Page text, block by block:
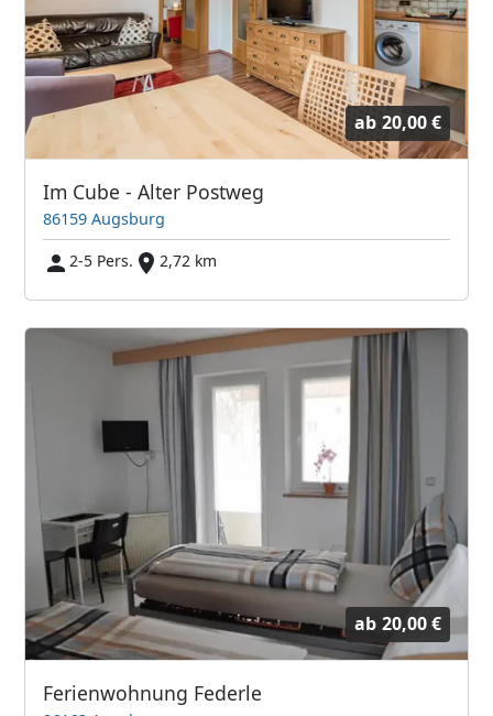
ab 20,00 €
Im Cube - Alter Postweg
86159 Augsburg
2-5 Pers.
2,72 km
ab 20,00 €
Ferienwohnung Federle